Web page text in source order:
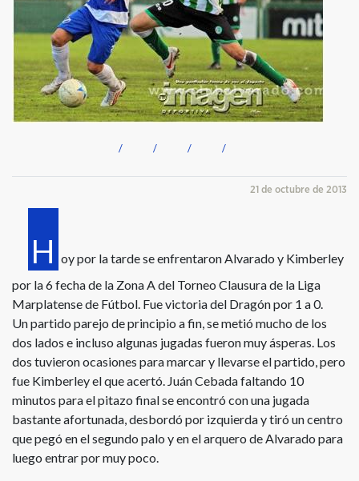
21 de octubre de 2013
H oy por la tarde se enfrentaron Alvarado y Kimberley
por la 6 fecha de la Zona A del Torneo Clausura de la Liga
Marplatense de Fútbol. Fue victoria del Dragón por 1 a 0.
Un partido parejo de principio a fin, se metió mucho de los
dos lados e incluso algunas jugadas fueron muy ásperas. Los
dos tuvieron ocasiones para marcar y llevarse el partido, pero
fue Kimberley el que acertó. Juán Cebada faltando 10
minutos para el pitazo final se encontró con una jugada
bastante afortunada, desbordó por izquierda y tiró un centro
que pegó en el segundo palo y en el arquero de Alvarado para
luego entrar por muy poco.